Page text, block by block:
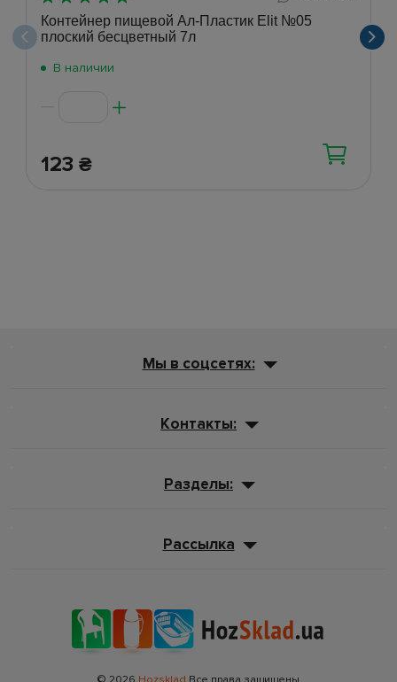
Контейнер пищевой Ал-Пластик Elit №05
плоский бесцветный 7л
В наличии
123 ₴
Мы в соцсетях:
Контакты:
Разделы:
Рассылка